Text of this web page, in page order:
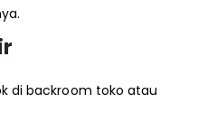
di backroom toko atau